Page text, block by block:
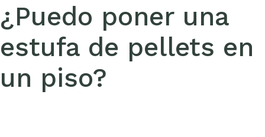
¿Puedo poner una
estufa de pellets en
un piso?